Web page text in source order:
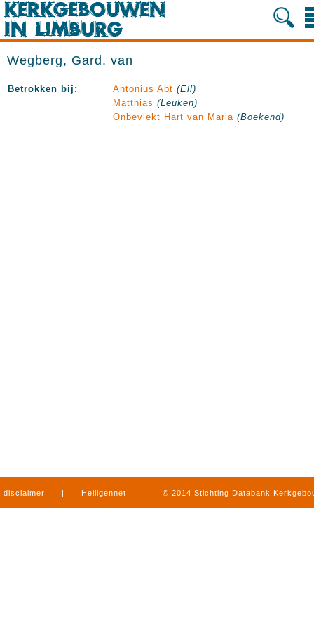
Wegberg, Gard. van
Betrokken bij: Antonius Abt (Ell)
Matthias (Leuken)
Onbevlekt Hart van Maria (Boekend)
disclaimer | Heiligennet | © 2014 Stichting Databank